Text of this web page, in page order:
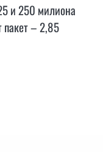
и 250 милиона
– 2,85